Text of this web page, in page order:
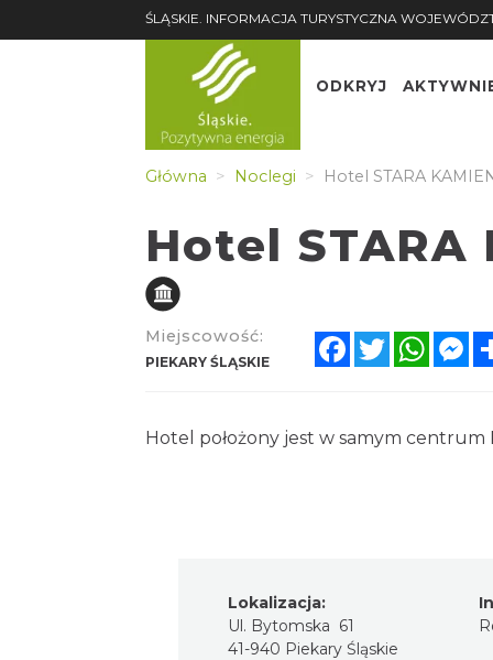
ŚLĄSKIE. INFORMACJA TURYSTYCZNA
ODKRYJ
Główna Noclegi Hotel STARA
Hotel STARA
Miejscowość:
PIEKARY ŚLĄSKIE
FacebookTwitter
Hotel położony jest w samym centrum
Lokalizacja:
Ul. Bytomska 61
41-940 Piekary Śląskie